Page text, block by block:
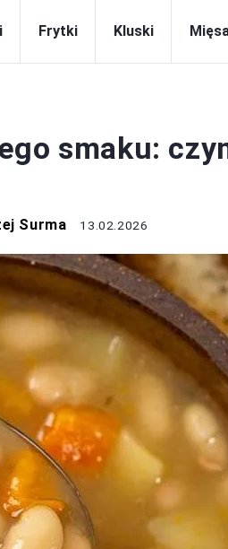
Frytki Kluski
smaku:
Surma 13.02.2026